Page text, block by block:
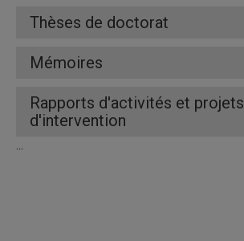
Thèses de doctorat
Mémoires
Rapports d'activités et projets
d'intervention
...